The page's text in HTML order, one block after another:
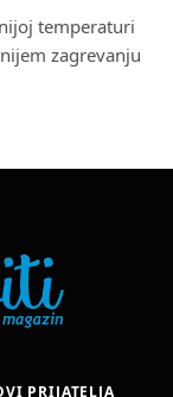
temperaturi
zagrevanju
PRIJATELJA